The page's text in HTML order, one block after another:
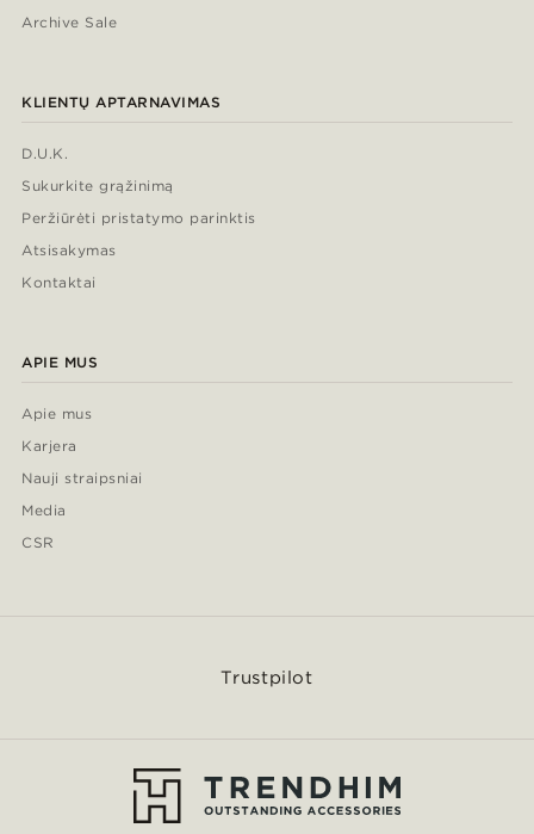
Archive Sale
KLIENTŲ APTARNAVIMAS
D.U.K.
Sukurkite grąžinimą
Peržiūrėti pristatymo parinktis
Atsisakymas
Kontaktai
APIE MUS
Apie mus
Karjera
Nauji straipsniai
Media
CSR
Trustpilot